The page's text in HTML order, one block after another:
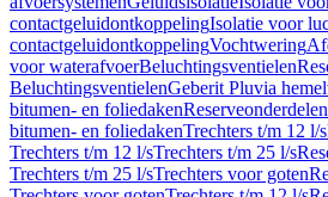
contactgeluidontkoppelingIsolatie voor
contactgeluidontkoppelingVochtwering
voor waterafvoerBeluchtingsventielen
BeluchtingsventielenGeberit Pluvia
bitumen- en foliedaken
bitumen- en foliedakenTrechters t/m 12 l/s
Trechters t/m 12 l/sTrechters t/m 25 l/s
Trechters t/m 25 l/sTrechters voor goten